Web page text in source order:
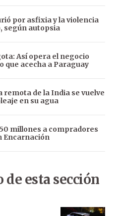
por asfixia y la violencia
según autopsia
Así opera el negocio
que acecha a Paraguay
remota de la India se vuelve
en su agua
millones a compradores
Encarnación
esta sección